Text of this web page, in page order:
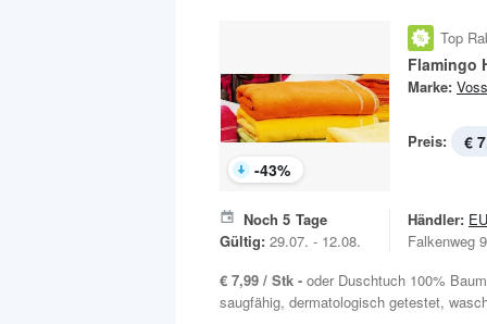
-43%
Top
Flamingo
Marke:
Preis: €
Noch 5 Tage
Gültig: 29.07. - 12.08.
Händler:
Falkenweg 9
€ 7,99 / Stk - oder Duschtuch 100%
saugfähig, dermatologisch getestet,